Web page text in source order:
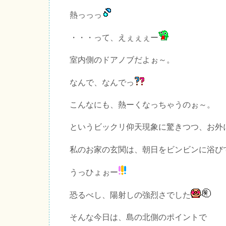
熱っっっ
・・・って、えぇぇぇー
室内側のドアノブだよぉ～。
なんで、なんでっ
こんなにも、熱ーくなっちゃうのぉ～。
というビックリ仰天現象に驚きつつ、お外
私のお家の玄関は、朝日をビンビンに浴び
うっひょぉー
恐るべし、陽射しの強烈さでした
そんな今日は、島の北側のポイントで